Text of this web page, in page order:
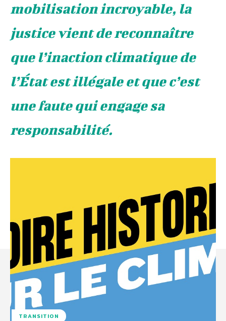
mobilisation incroyable, la
justice vient de reconnaître
que l’inaction climatique de
l’État est illégale et que c’est
une faute qui engage sa
responsabilité.
TRANSITION